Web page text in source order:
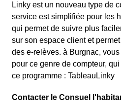
Linky est un nouveau type de
service est simplifiée pour les
qui permet de suivre plus
sur son espace client et
des e-relèves. à Burgnac,
pour ce genre de compteur,
ce programme : TableauLinky
Contacter le Consuel